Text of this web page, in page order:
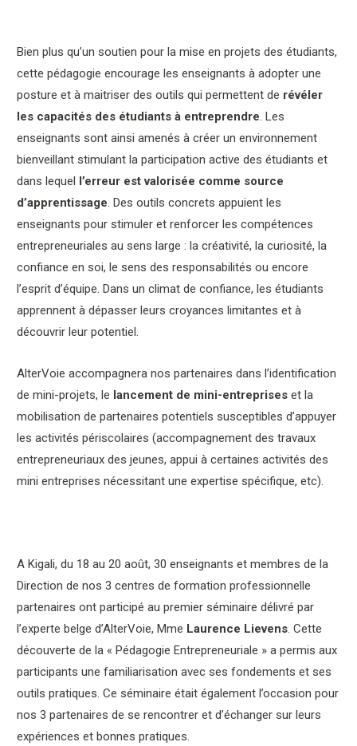
Bien plus qu’un soutien pour la mise en projets des étudiants,
cette pédagogie encourage les enseignants à adopter une
posture et à maitriser des outils qui permettent de révéler
les capacités des étudiants à entreprendre. Les
enseignants sont ainsi amenés à créer un environnement
bienveillant stimulant la participation active des étudiants et
dans lequel l’erreur est valorisée comme source
d’apprentissage. Des outils concrets appuient les
enseignants pour stimuler et renforcer les compétences
entrepreneuriales au sens large : la créativité, la curiosité, la
confiance en soi, le sens des responsabilités ou encore
l’esprit d’équipe. Dans un climat de confiance, les étudiants
apprennent à dépasser leurs croyances limitantes et à
découvrir leur potentiel.
AlterVoie accompagnera nos partenaires dans l’identification
de mini-projets, le lancement de mini-entrepriseset la
mobilisation de partenaires potentiels susceptibles d’appuyer
les activités périscolaires (accompagnement des travaux
entrepreneuriaux des jeunes, appui à certaines activités des
mini entreprises nécessitant une expertise spécifique, etc).
A Kigali, du 18 au 20 août, 30 enseignants et membres de la
Direction de nos 3 centres de formation professionnelle
partenaires ont participé au premier séminaire délivré par
l’experte belge d’AlterVoie, Mme Laurence Lievens. Cette
découverte de la « Pédagogie Entrepreneuriale » a permis aux
participants une familiarisation avec ses fondements et ses
outils pratiques. Ce séminaire était également l’occasion pour
nos 3 partenaires de se rencontrer et d’échanger sur leurs
expériences et bonnes pratiques.